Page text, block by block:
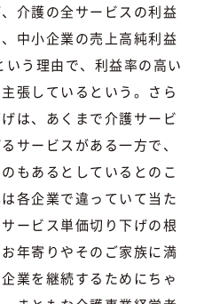
介護の全サービスの利益
中小企業の売上高純利益
う理由で、利益率の高い
張しているという。さら
は、あくまで介護サービ
サービスがある一方で、
もあるとしているとのこ
各企業で違っていて当た
ービス単価切り下げの根
年寄りやそのご家族に満
業を継続するためにちゃ